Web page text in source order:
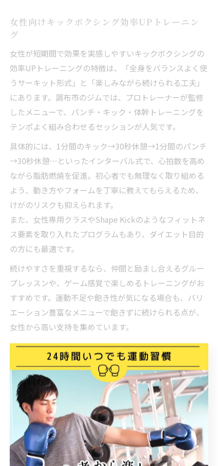
女性向けキックボクシング効率UPトレーニン
グ
女性が短期間で効果を実感しやすいキックボクシングの
効率UPトレーニングの特徴は、「全身をバランスよく使
うサーキット形式」と「楽しみながら続けられる工夫」
にあります。調布市のジムでは、プロトレーナーが監修
したメニューで、パンチ・キック・体幹トレーニングを
テンポよく組み合わせるセッションが人気です。
具体的には、1分間のキック→30秒休憩→1分間のパンチ
→30秒休憩…といったインターバル式で、心拍数を高め
ながら脂肪燃焼を促進。初心者でも無理なく取り組める
よう、動き方やフォームを丁寧に教えてもらえるため、
けがのリスクも抑えられます。
また、女性専用クラスやShape Kickのようなフィットネ
ス要素を取り入れたプログラムもあり、ダイエット目的
の方にも最適です。
続けやすさを重視するなら、仲間と励まし合えるグルー
プレッスンや、ゲーム感覚で楽しめるトレーニングがお
すすめです。運動不足や飽き性が気になる場合も、バリ
エーション豊富なメニューで飽きずに続けられる点が、
女性から高い支持を集めています。
短時間で効果実感キックボクシング強化術
限られた時間でしっかり成果を出すには、効率的な強化
術が欠かせません。調布市のキックボクシングジムで
は、50分前後のトレーニングで有酸素運動と無酸素運動
をバランスよく取り入れるメニューが主流です。これに
より、脂肪燃焼と筋力アップを同時に狙うことができま
す。